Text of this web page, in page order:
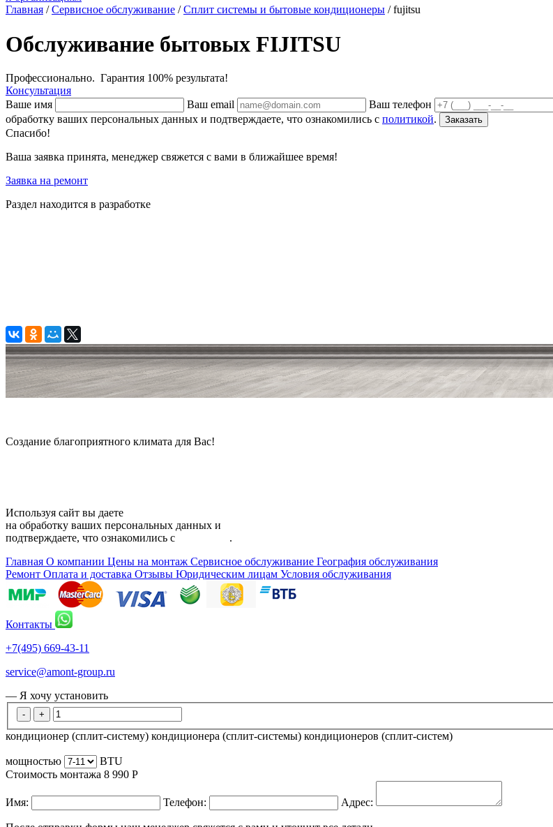
Главная /Сервисное обслуживание /Сплит системы и бытовые кондиционеры /fujitsu
Обслуживание бытовых FIJITSU
Профессионально. Гарантия 100% результата!
Консультация
Ваше имя
Ваш email Ваш телефон
обработку ваших персональных данных и подтверждаете, что ознакомились с политикой. Заказать
Спасибо!
Ваша заявка принята, менеджер свяжется с вами в ближайшее время!
Заявка на ремонт
Раздел находится в разработке
Создание благоприятного климата для Вас!
Используя сайт вы даете
на обработку ваших персональных данных и
подтверждаете, что ознакомились с
.
Главная О компании Цены на монтаж Сервисное обслуживание География обслуживания
Ремонт Оплата и доставка Отзывы Юридическим лицам Условия обслуживания
Контакты
+7(495) 669-43-11
service@amont-group.ru
— Я хочу установить
- +
кондиционер (сплит-систему) кондиционера (сплит-системы) кондиционеров (сплит-систем)
мощностью
BTU
Стоимость монтажа 8 990 Р
Имя: Телефон: Адрес: